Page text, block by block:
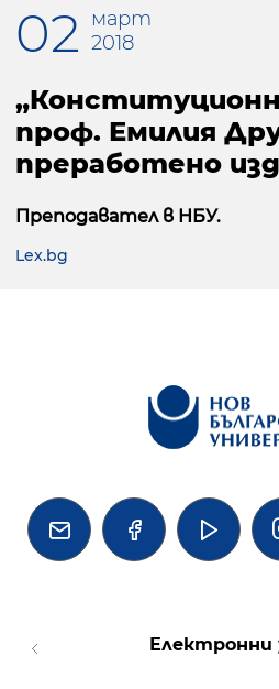
02
март
2018
проф. Емилия
преработено
Преподавател в НБУ.
Lex.bg
  
Електронни